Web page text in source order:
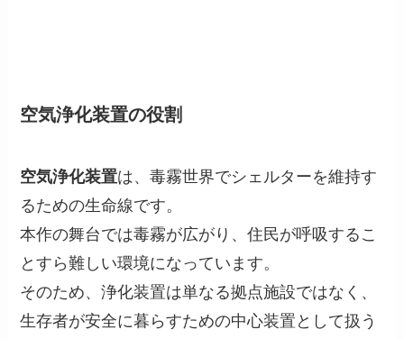
空気浄化装置の役割
空気浄化装置は、毒霧世界でシェルターを維持す
るための生命線です。
本作の舞台では毒霧が広がり、住民が呼吸するこ
とすら難しい環境になっています。
そのため、浄化装置は単なる拠点施設ではなく、
生存者が安全に暮らすための中心装置として扱う